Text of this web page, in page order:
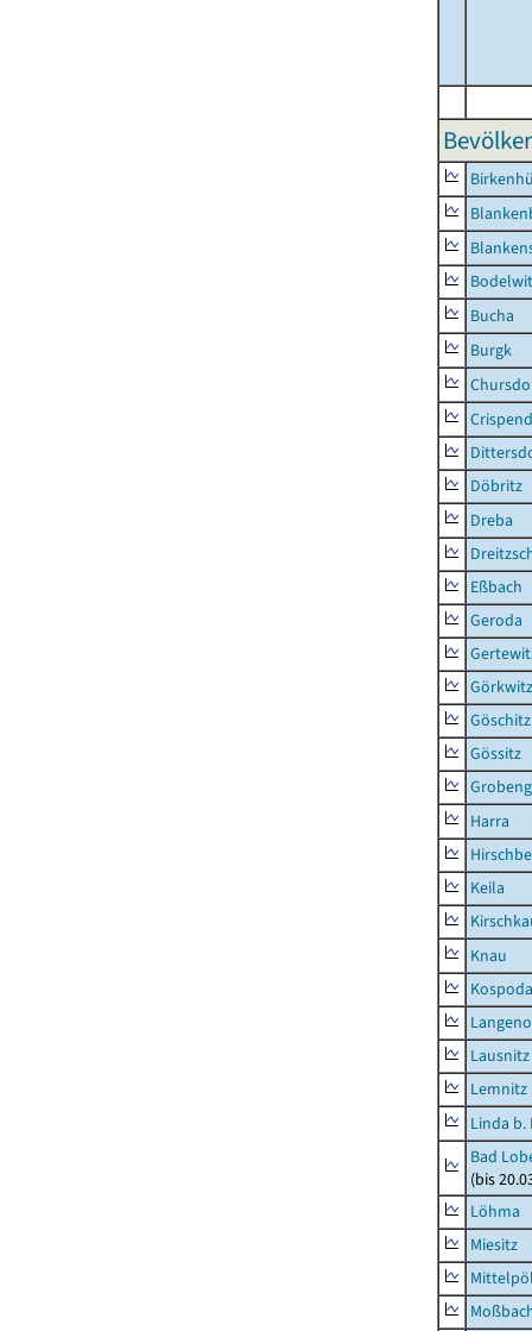
Bucha
Burgk
Döbritz
Dreba
Eßbach
Geroda
Görkwitz
Göschitz
Gössitz
Harra
Keila
Knau
Kospoda
Lemnitz
Linda b.
Bad
(bis
Löhma
Miesitz